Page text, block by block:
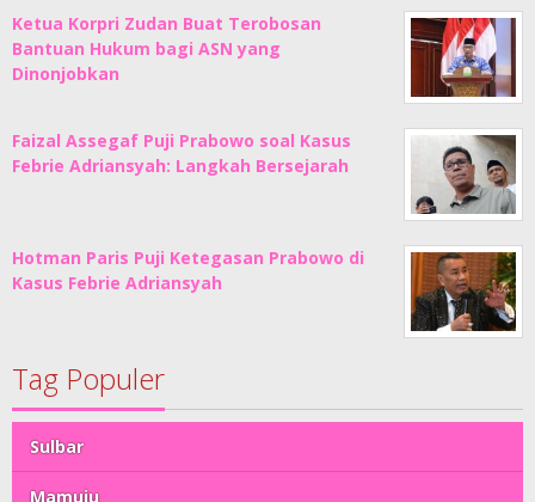
Ketua Korpri Zudan Buat Terobosan
Bantuan Hukum bagi ASN yang
Dinonjobkan
Faizal Assegaf Puji Prabowo soal Kasus
Febrie Adriansyah: Langkah Bersejarah
Hotman Paris Puji Ketegasan Prabowo di
Kasus Febrie Adriansyah
Tag Populer
Sulbar
Mamuju